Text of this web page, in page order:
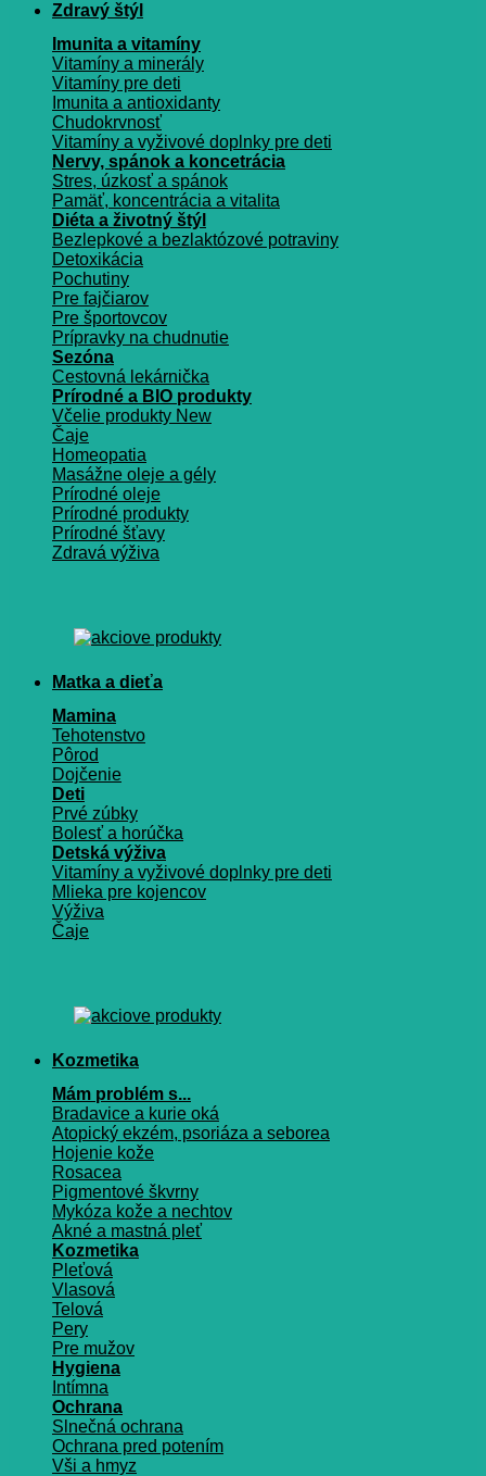
Zdravý štýl
Imunita a vitamíny
Vitamíny a minerály
Vitamíny pre deti
Imunita a antioxidanty
Chudokrvnosť
Vitamíny a vyživové doplnky pre deti
Nervy, spánok a koncetrácia
Stres, úzkosť a spánok
Pamäť, koncentrácia a vitalita
Diéta a životný štýl
Bezlepkové a bezlaktózové potraviny
Detoxikácia
Pochutiny
Pre fajčiarov
Pre športovcov
Prípravky na chudnutie
Sezóna
Cestovná lekárnička
Prírodné a BIO produkty
Včelie produkty
Čaje
Homeopatia
Masážne oleje a gély
Prírodné oleje
Prírodné produkty
Prírodné šťavy
Zdravá výživa
Matka a dieťa
Mamina
Tehotenstvo
Pôrod
Dojčenie
Deti
Prvé zúbky
Bolesť a horúčka
Detská výživa
Vitamíny a vyživové doplnky pre deti
Mlieka pre kojencov
Výživa
Čaje
Kozmetika
Mám problém s...
Bradavice a kurie oká
Atopický ekzém, psoriáza a seborea
Hojenie kože
Rosacea
Pigmentové škvrny
Mykóza kože a nechtov
Akné a mastná pleť
Kozmetika
Pleťová
Vlasová
Telová
Pery
Pre mužov
Hygiena
Intímna
Ochrana
Slnečná ochrana
Ochrana pred potením
Vši a hmyz